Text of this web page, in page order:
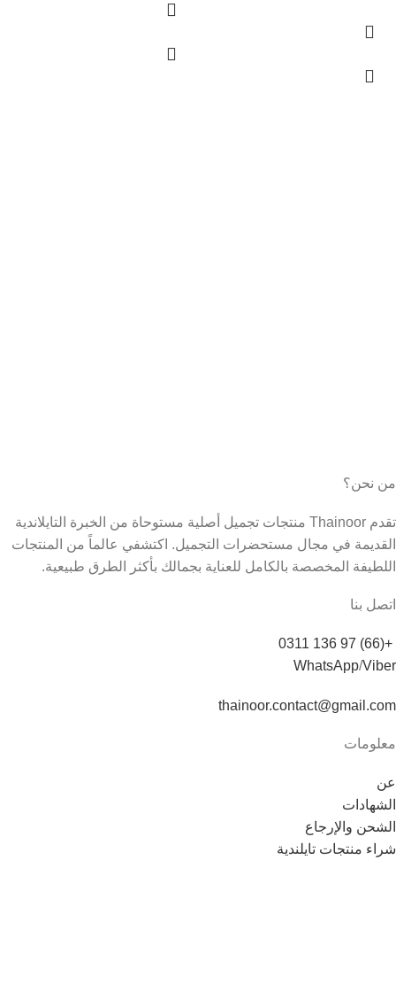
من نحن؟
تقدم Thainoor منتجات تجميل أصلية مستوحاة من الخبرة التايلاندية
القديمة في مجال مستحضرات التجميل. اكتشفي عالماً من المنتجات
اللطيفة المخصصة بالكامل للعناية بجمالك بأكثر الطرق طبيعية.
اتصل بنا
+(66) 97 136 0311
WhatsApp/Viber
thainoor.contact@gmail.com
معلومات
عن
الشهادات
الشحن والإرجاع
شراء منتجات تايلندية